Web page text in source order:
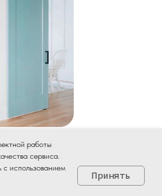
с уникальным строением
в Max ☛
работы
сервиса.
с использованием
Принять